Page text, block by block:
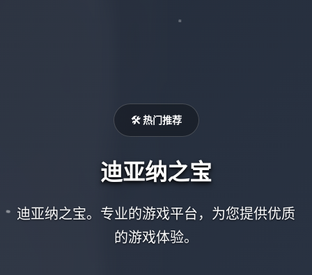
🛠️ 热门推荐
迪亚纳之宝
迪亚纳之宝。专业的游戏平台，为您提供优质
的游戏体验。